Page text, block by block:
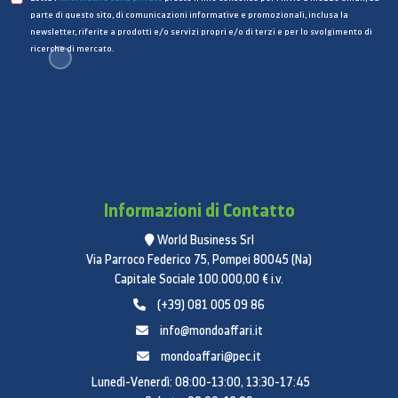
sfocatura dello sfondo.
*Simulazione di una videochiamata su Microsoft
Teams, con chat affiancata. Licenza Microsoft Teams
disponibile separatamente. La disponibilità di
funzionalità e app può variare in base alla regione.
**Le prestazioni della modalità Studio possono
variare a seconda delle specifiche del prodotto.
Leggera e potente, funziona
parte di questo sito, di comunicazioni informative e promozionali, inclusa la
newsletter, riferite a prodotti e/o servizi propri e/o di terzi e per lo svolgimento di
ricerche di mercato.
Informazioni di Contatto
World Business Srl
Via Parroco Federico 75, Pompei 80045 (Na)
Capitale Sociale 100.000,00 € i.v.
(+39) 081 005 09 86
info@mondoaffari.it
mondoaffari@pec.it
Lunedì-Venerdì: 08:00-13:00, 13:30-17:45